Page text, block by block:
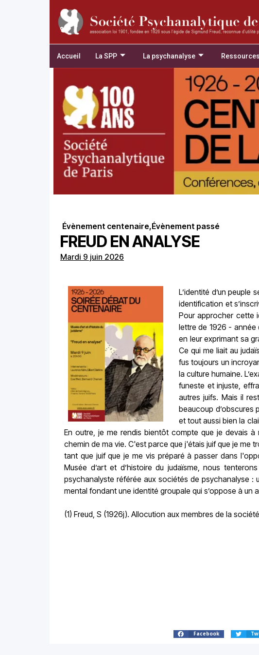
Accueil La SPP La psychanalyse
Évènement centenaire,Évènement passé
FREUD EN ANALYSE
Mardi 9 juin 2026
L’identité d’un
identification et
Pour approcher cette
lettre de 1926 - année
en leur exprimant sa
Ce qui me liait au
fus toujours un
la culture humaine.
funeste et injuste,
autres juifs. Mais il
beaucoup d’obscures
et tout aussi bien la
En outre, je me rendis bientôt compte que je devais
chemin de ma vie. C'est parce que j'étais juif que je me
tant que juif que je me vis préparé à passer dans
Musée d’art et d’histoire du judaïsme, nous
psychanalyste référée aux sociétés de psychanalyse
mental fondant une identité groupale qui s’oppose à un
(1) Freud, S (1926j). Allocution aux membres de la
Facebook